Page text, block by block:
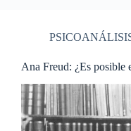
Ana Freud: ¿Es posible